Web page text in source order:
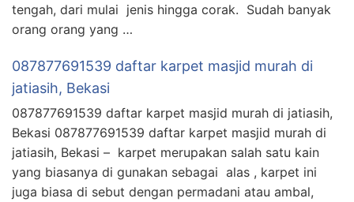
tengah, dari mulai jenis hingga corak. Sudah banyak
orang orang yang …
087877691539 daftar karpet masjid murah di
jatiasih, Bekasi
087877691539 daftar karpet masjid murah di jatiasih,
Bekasi 087877691539 daftar karpet masjid murah di
jatiasih, Bekasi – karpet merupakan salah satu kain
yang biasanya di gunakan sebagai alas , karpet ini
juga biasa di sebut dengan permadani atau ambal,